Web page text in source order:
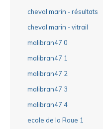
cheval marin - résultats
cheval marin - vitrail
malibran47 0
malibran47 1
malibran47 2
malibran47 3
malibran47 4
ecole de la Roue 1